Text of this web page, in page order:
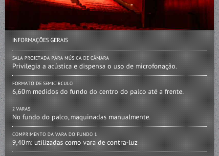
INFORMAÇÕES GERAIS
SALA PROJETADA PARA MÚSICA DE CÂMARA
Privilegia a acústica e dispensa o uso de microfonação.
FORMATO DE SEMICÍRCULO
6,60m medidos do fundo do centro do palco até a frente.
2 VARAS
No fundo do palco, maquinadas manualmente.
COMPRIMENTO DA VARA DO FUNDO 1
9,40m: utilizadas como vara de contra-luz